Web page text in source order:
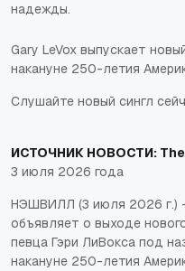
надежды.
Gary LeVox выпускает
накануне 250-летия
Слушайте новый сингл
ИСТОЧНИК НОВОСТИ:
3 июля 2026 года
НЭШВИЛЛ (3 июля 2026 г.)
объявляет о выходе
певца Гэри ЛиВокса под
накануне 250-летия